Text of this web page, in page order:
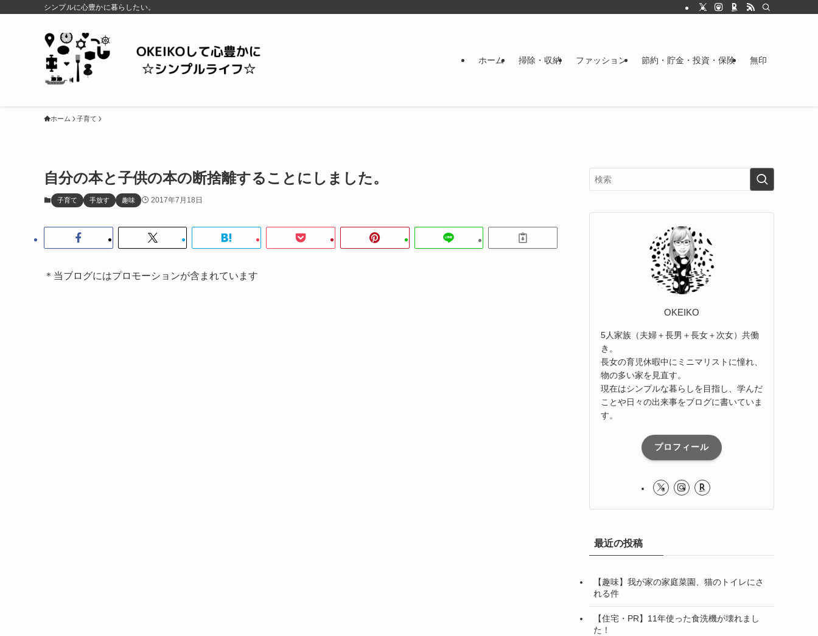
シンプルに心豊かに暮らしたい。
ホーム 掃除・収納 ファッション 節約・貯金・投資・保険 無印
ホーム 子育て
自分の本と子供の本の断捨離することにしました。
子育て 手放す 趣味 2017年7月18日
＊当ブログにはプロモーションが含まれています
OKEIKO
5人家族（夫婦＋長男＋長女＋次女）共働
き。
長女の育児休暇中にミニマリストに憧れ、
物の多い家を見直す。
現在はシンプルな暮らしを目指し、学んだ
ことや日々の出来事をブログに書いていま
す。
プロフィール
最近の投稿
【趣味】我が家の家庭菜園、猫のトイレにさ
れる件
【住宅・PR】11年使った食洗機が壊れまし
た！